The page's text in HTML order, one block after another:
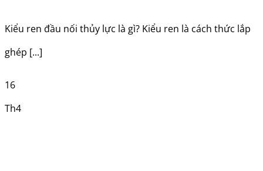
Kiểu ren đầu nối thủy lực là gì? Kiểu ren là cách thức lắp
ghép [...]
16
Th4